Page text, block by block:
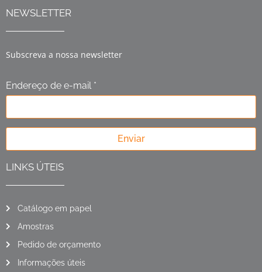
NEWSLETTER
Subscreva a nossa newsletter
Endereço de e-mail *
Enviar
LINKS ÚTEIS
Catálogo em papel
Amostras
Pedido de orçamento
Informações úteis